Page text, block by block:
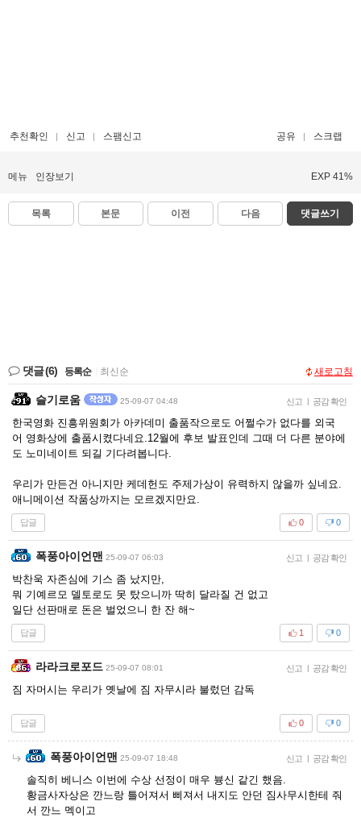
추천확인 신고 스팸신고 공유 스크랩
메뉴 인장보기 EXP 41%
목록 본문 이전 다음 댓글쓰기
댓글(6) 등록순 최신순 새로고침
슬기로움 25-09-07 04:48 신고 | 공감 확인
한국영화 진흥위원회가 아카데미 출품작으로도 어쩔수가 없다를 외국
어 영화상에 출품시켰다네요.12월에 후보 발표인데 그때 더 다른 분야에
도 노미네이트 되길 기다려봅니다.
우리가 만든건 아니지만 케데헌도 주제가상이 유력하지 않을까 싶네요.
애니메이션 작품상까지는 모르겠지만요.
답글 0
0
폭풍아이언맨 25-09-07 06:03 신고 | 공감 확인
박찬욱 자존심에 기스 좀 났지만,
뭐 기예르모 델토로도 못 탔으니까 딱히 달라질 건 없고
일단 선판매로 돈은 벌었으니 한 잔 해~
답글 0
1
라라크로포드 25-09-07 08:01 신고 | 공감 확인
짐 자머시는 우리가 옛날에 짐 자무시라 불렀던 감독
답글 0
0
폭풍아이언맨 25-09-07 18:48 신고 | 공감 확인
솔직히 베니스 이번에 수상 선정이 매우 븅신 같긴 했음.
황금사자상은 깐느랑 틀어져서 삐져서 내지도 안던 짐사무시한테 줘
서 깐느 멕이고